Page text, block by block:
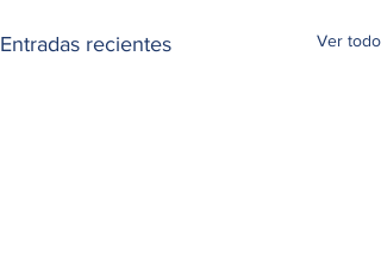
Entradas recientes Ver todo